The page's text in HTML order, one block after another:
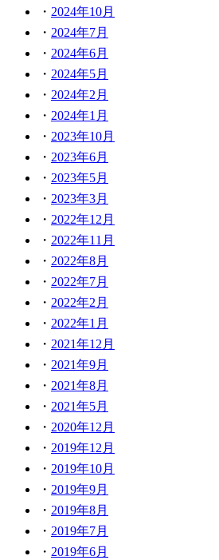
2024年10月
2024年7月
2024年6月
2024年5月
2024年2月
2024年1月
2023年10月
2023年6月
2023年5月
2023年3月
2022年12月
2022年11月
2022年8月
2022年7月
2022年2月
2022年1月
2021年12月
2021年9月
2021年8月
2021年5月
2020年12月
2019年12月
2019年10月
2019年9月
2019年8月
2019年7月
2019年6月